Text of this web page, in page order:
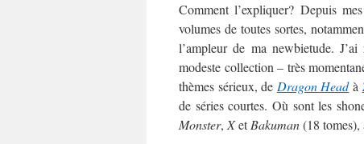
Comment l’expliquer? Depuis
volumes de toutes sortes,
l’ampleur de ma newbietude.
modeste collection – très
thèmes sérieux, de Dragon Headà
de séries courtes. Où sont les
Monster, XetBakuman(18 tomes),